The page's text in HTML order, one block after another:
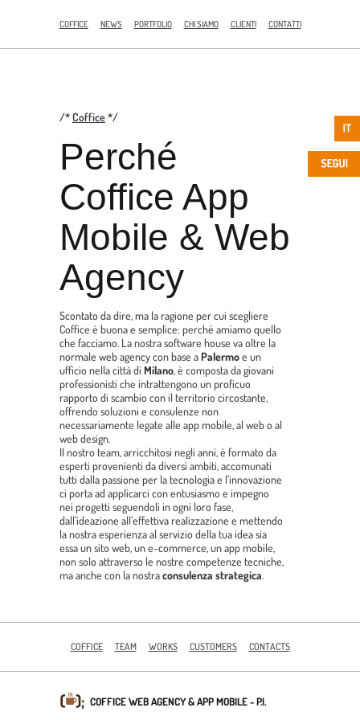
COFFICE NEWS PORTFOLIO CHI SIAMO CLIENTI CONTATTI
/*Coffice*/
Perché
Coffice App
Mobile & Web
Agency
Scontato da dire, ma la ragione per cui scegliere
Coffice è buona e semplice: perché amiamo quello
che facciamo. La nostra software house va oltre la
normale web agency con base aPalermoe un
ufficio nella città di Milano, è composta da giovani
professionisti che intrattengono un proficuo
rapporto di scambio con il territorio circostante,
offrendo soluzioni e consulenze non
necessariamente legate alle app mobile, al web o al
web design.
Il nostro team, arricchitosi negli anni, è formato da
esperti provenienti da diversi ambiti, accomunati
tutti dalla passione per la tecnologia e l’innovazione
ci porta ad applicarci con entusiasmo e impegno
nei progetti seguendoli in ogni loro fase,
dall’ideazione all’effettiva realizzazione e mettendo
la nostra esperienza al servizio della tua idea sia
essa un sito web, un e-commerce, un app mobile,
non solo attraverso le nostre competenze tecniche,
ma anche con la nostraconsulenza strategica.
COFFICE TEAM WORKS CUSTOMERS CONTACTS
COFFICE WEB AGENCY & APP MOBILE- P.I.